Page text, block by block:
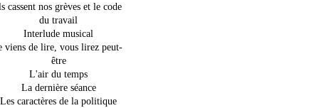
cassent nos grèves et le code
du travail
Interlude musical
viens de lire, vous lirez peut-
être
L'air du temps
La dernière séance
Les caractères de la politique